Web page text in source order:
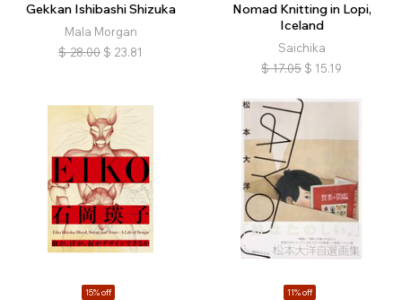
Gekkan Ishibashi Shizuka
Mala Morgan
$ 28.00 $ 23.81
Nomad Knitting in Lopi,
Iceland
Saichika
$ 17.05 $ 15.19
15% off 11% off